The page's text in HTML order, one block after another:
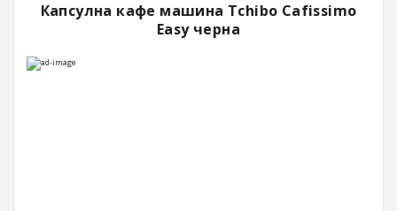
Капсулна кафе машина Tchibo Cafissimo
Easy черна